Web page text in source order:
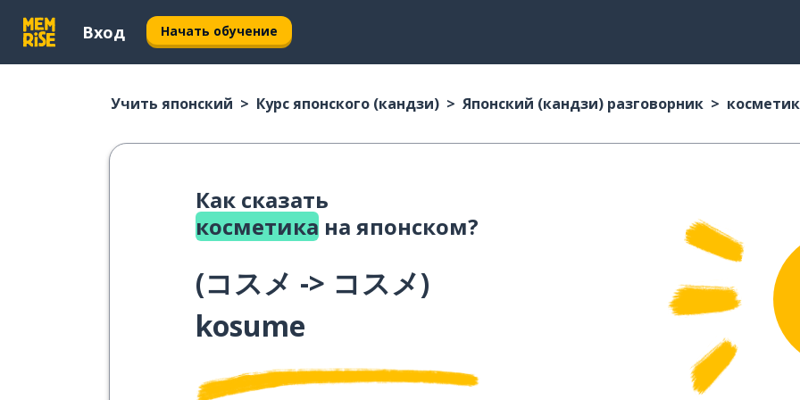
Вход Начать обучение
Учить японский Курс японского (кандзи) Японский (кандзи) разговорник
Как сказать
косметика на японском?
(コスメ -> コスメ)
kosume